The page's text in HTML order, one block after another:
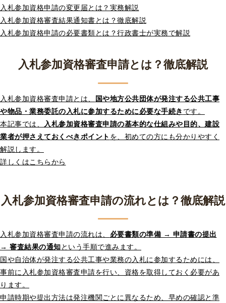
入札参加資格申請の変更届とは？実務解説
入札参加資格審査結果通知書とは？徹底解説
入札参加資格申請の必要書類とは？行政書士が実務で解説
入札参加資格審査申請とは？徹底解説
入札参加資格審査申請とは、 国や地方公共団体が発注する公共工事
や物品・業務委託の入札に参加するために必要な手続き です。
本記事では、
入札参加資格審査申請の基本的な仕組みや目的、建設
業者が押さえておくべきポイント を、初めての方にも分かりやすく
解説します。
詳しくはこちらから
入札参加資格審査申請の流れとは？徹底解説
入札参加資格審査申請の流れは、 必要書類の準備 → 申請書の提出
→ 審査結果の通知という手順で進みます。
国や自治体が発注する公共工事や業務の入札に参加するためには、
事前に入札参加資格審査申請を行い、資格を取得しておく必要があ
ります。
申請時期や提出方法は発注機関ごとに異なるため、早めの確認と準